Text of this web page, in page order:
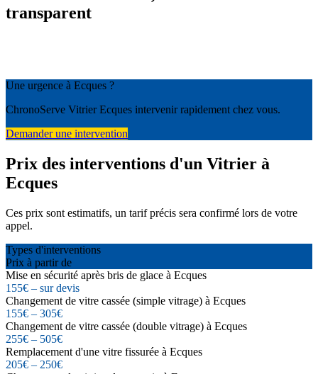
transparent
Une urgence à Ecques ?
ChronoServe Vitrier Ecques intervenir rapidement chez vous.
Demander une intervention
Prix des interventions d'un Vitrier à
Ecques
Ces prix sont estimatifs, un tarif précis sera confirmé lors de votre
appel.
Types d'interventions
Prix à partir de
Mise en sécurité après bris de glace à Ecques
155€ – sur devis
Changement de vitre cassée (simple vitrage) à Ecques
155€ – 305€
Changement de vitre cassée (double vitrage) à Ecques
255€ – 505€
Remplacement d'une vitre fissurée à Ecques
205€ – 250€